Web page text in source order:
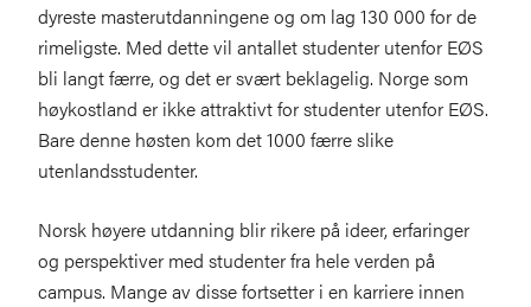
dyreste masterutdanningene og om lag 130 000 for de
rimeligste. Med dette vil antallet studenter utenfor EØS
bli langt færre, og det er svært beklagelig. Norge som
høykostland er ikke attraktivt for studenter utenfor EØS.
Bare denne høsten kom det 1000 færre slike
utenlandsstudenter.
Norsk høyere utdanning blir rikere på ideer, erfaringer
og perspektiver med studenter fra hele verden på
campus. Mange av disse fortsetter i en karriere innen